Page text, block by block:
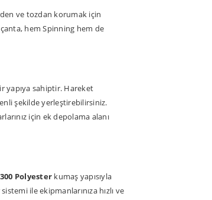
ve tozdan korumak için
hem Spinning hem de
yapıya sahiptir. Hareket
şekilde yerleştirebilirsiniz.
için ek depolama alanı
Polyester kumaş yapısıyla
ile ekipmanlarınıza hızlı ve